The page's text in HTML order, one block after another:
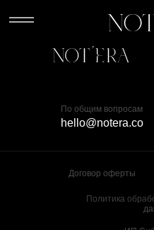
Политика
Договор оферты
hello@notera.co
По общим вопросам